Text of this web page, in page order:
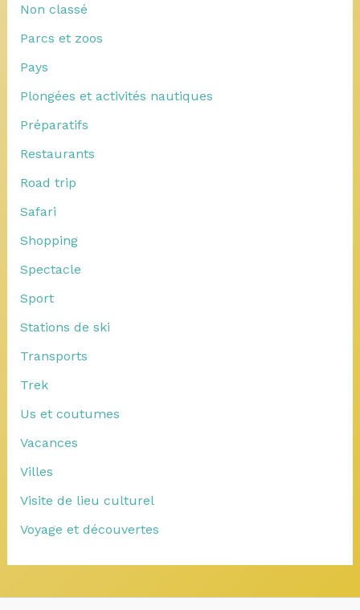
Non classé
Parcs et zoos
Pays
Plongées et activités nautiques
Préparatifs
Restaurants
Road trip
Safari
Shopping
Spectacle
Sport
Stations de ski
Transports
Trek
Us et coutumes
Vacances
Villes
Visite de lieu culturel
Voyage et découvertes